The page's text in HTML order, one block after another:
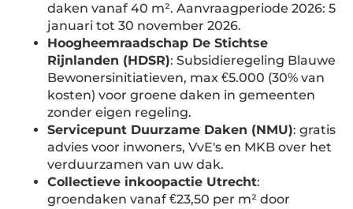
daken vanaf 40 m². Aanvraagperiode 2026: 5
januari tot 30 november 2026.
Hoogheemraadschap De Stichtse
Rijnlanden (HDSR): Subsidieregeling Blauwe
Bewonersinitiatieven, max €5.000 (30% van
kosten) voor groene daken in gemeenten
zonder eigen regeling.
Servicepunt Duurzame Daken (NMU): gratis
advies voor inwoners, VvE's en MKB over het
verduurzamen van uw dak.
Collectieve inkoopactie Utrecht:
groendaken vanaf €23,50 per m² door